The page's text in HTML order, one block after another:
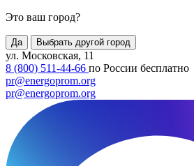
Это ваш город?
Да Выбрать другой город
ул. Московская, 11
8 (800) 511-44-66 по России бесплатно
pr@energoprom.org
pr@energoprom.org